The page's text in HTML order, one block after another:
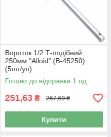
Вороток 1/2 Т-подібний
250мм "Alloid" (В-45250)
(5шт/уп)
Готово до відправки 1 од.
251,63 ₴ 267,69 ₴
Купити